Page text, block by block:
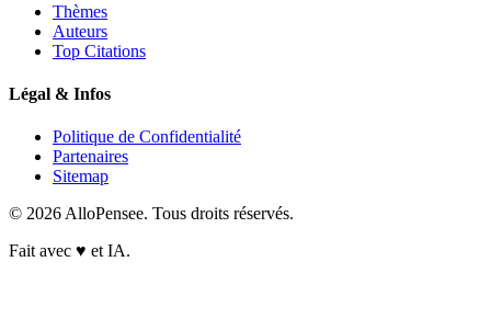
Thèmes
Auteurs
Top Citations
Légal & Infos
Politique de Confidentialité
Partenaires
Sitemap
© 2026 AlloPensee. Tous droits réservés.
Fait avec ♥ et IA.